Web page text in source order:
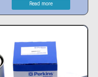
Read more